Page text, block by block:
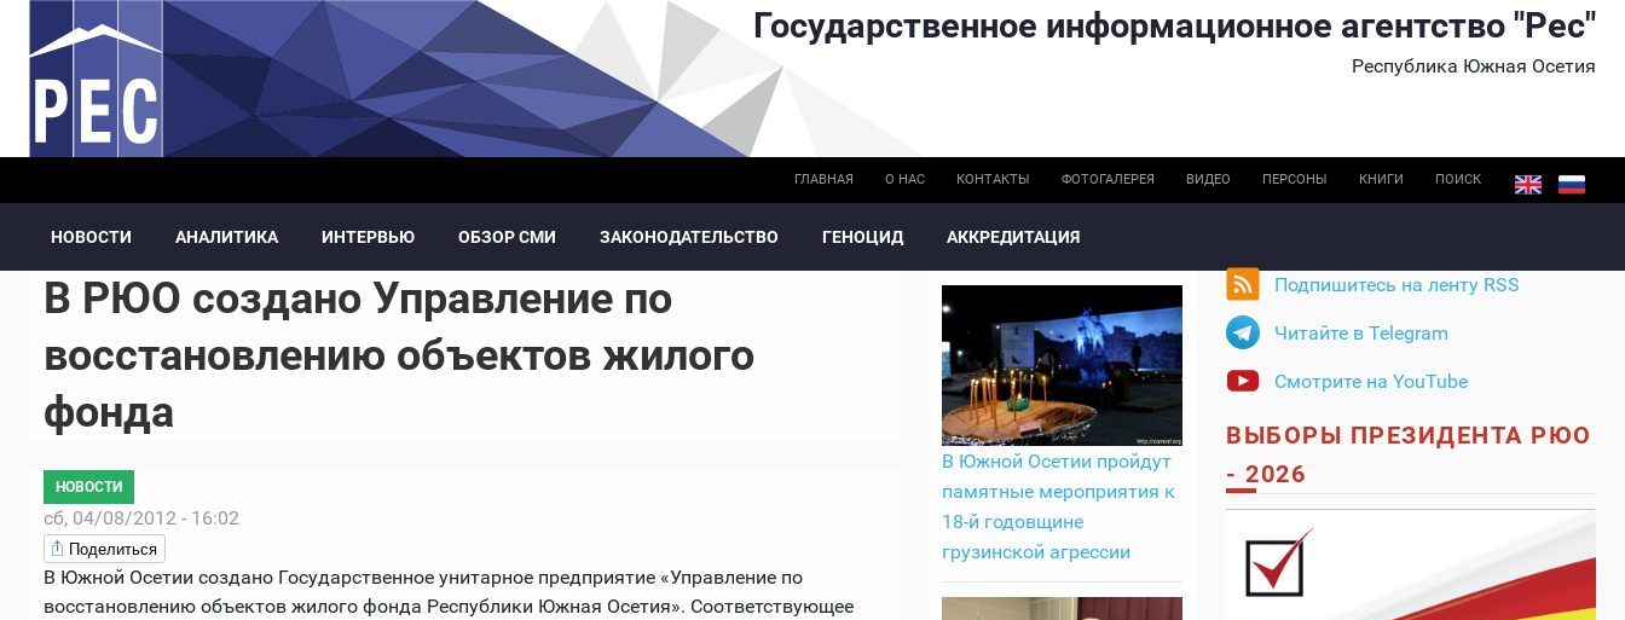
Перейти к основному содержанию Государственное информационное агентство "Рес"
Республика Южная Осетия
ГЛАВНАЯ О НАС КОНТАКТЫ ФОТОГАЛЕРЕЯ ВИДЕО ПЕРСОНЫ КНИГИ ПОИСК
НОВОСТИ АНАЛИТИКА ИНТЕРВЬЮ ОБЗОР СМИ ЗАКОНОДАТЕЛЬСТВО ГЕНОЦИД АККРЕДИТАЦИЯ
В РЮО создано Управление по
восстановлению объектов жилого
фонда
НОВОСТИ
сб, 04/08/2012 - 16:02
Поделиться
В Южной Осетии создано Государственное унитарное предприятие «Управление по
восстановлению объектов жилого фонда Республики Южная Осетия». Соответствующее
В Южной Осетии пройдут
памятные мероприятия к
18-й годовщине
грузинской агрессии
Подпишитесь на ленту RSS
Читайте в Telegram
Смотрите на YouTube
ВЫБОРЫ ПРЕЗИДЕНТА РЮО
- 2026